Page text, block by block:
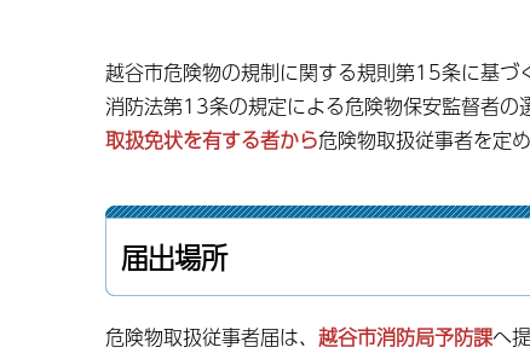
越谷市危険物の規制に関する規則第15条に基づ
消防法第13条の規定による危険物保安監督者の
取扱免状を有する者から危険物取扱従事者を定
届出場所
危険物取扱従事者届は、 越谷市消防局予防課へ